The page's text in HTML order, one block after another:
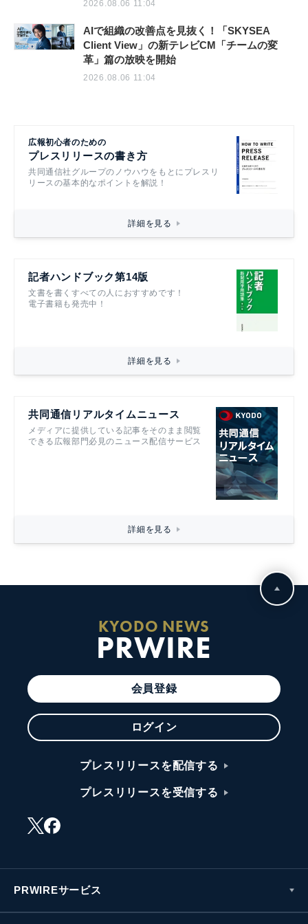
2026.08.06 11:04
AIで組織の改善点を見抜く！「SKYSEA
Client View」の新テレビCM「チームの変
革」篇の放映を開始
2026.08.06 11:04
広報初心者のための
プレスリリースの書き方
共同通信社グループのノウハウをもとにプレスリ
リースの基本的なポイントを解説！
詳細を見る
記者ハンドブック第14版
文書を書くすべての人におすすめです！
電子書籍も発売中！
詳細を見る
共同通信リアルタイムニュース
メディアに提供している記事をそのまま閲覧
できる広報部門必見のニュース配信サービス
詳細を見る
KYODO NEWS
PRWIRE
会員登録
ログイン
プレスリリースを配信する
プレスリリースを受信する
PRWIREサービス